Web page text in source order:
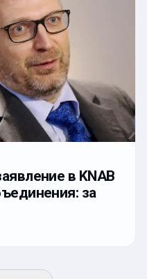
в KNAB
за